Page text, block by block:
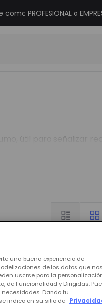
PROFESIONAL o
útil para señalizar
una buena experiencia de
de los datos que nos
usarse para la
de Funcionalidad y Dirigidas.
Dando tu
indica en su sitio de